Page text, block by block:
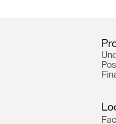
Pr
Und
Pos
Fin
Lo
Fac